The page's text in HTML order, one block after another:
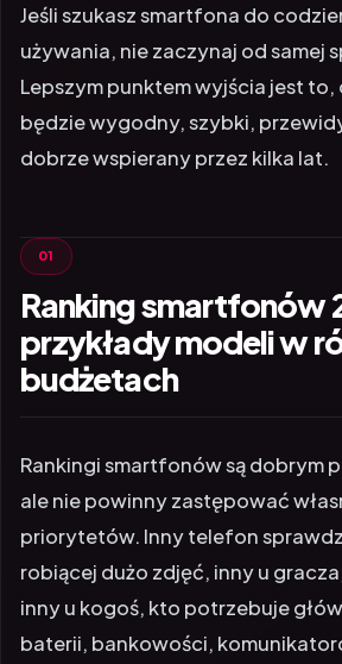
Jeśli szukasz smartfona do
używania, nie zaczynaj od samej
Lepszym punktem wyjścia jest
będzie wygodny, szybki,
dobrze wspierany przez kilka lat.
Ranking smartfonów
przykłady modeli w
budżetach
Rankingi smartfonów są dobrym
ale nie powinny zastępować
priorytetów. Inny telefon
robiącej dużo zdjęć, inny u
inny u kogoś, kto potrzebuje
baterii, bankowości,